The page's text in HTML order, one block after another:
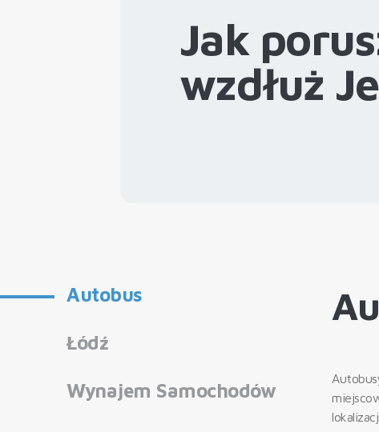
Jak
wzdłuż
Autobus
Łódź
Wynajem Samochodów